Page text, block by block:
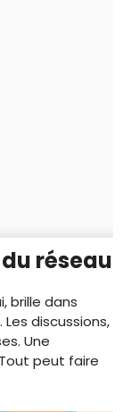
réseau
brille dans
discussions,
Une
peut faire